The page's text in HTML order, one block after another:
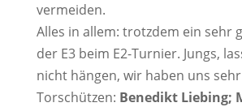
vermeiden.
Alles in allem: trotzdem ein sehr
der E3 beim E2-Turnier. Jungs,
nicht hängen, wir haben uns
Torschützen: Benedikt Liebing;